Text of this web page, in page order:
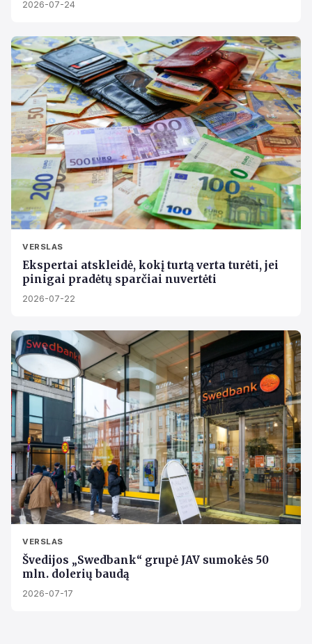
2026-07-24
VERSLAS
Ekspertai atskleidė, kokį turtą verta turėti, jei
pinigai pradėtų sparčiai nuvertėti
2026-07-22
VERSLAS
Švedijos „Swedbank“ grupė JAV sumokės 50
mln. dolerių baudą
2026-07-17